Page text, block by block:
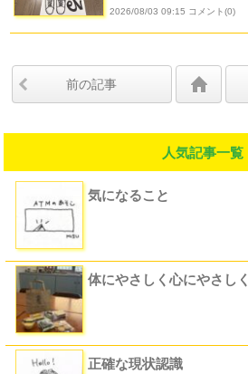
2026/08/03 09:15 コメント(0)
前の記事
人気記事一覧
気になること
体にやさしく心にやさしく
正確な現状認識